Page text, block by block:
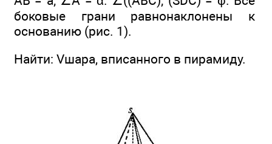
боковые грани равнонаклонены к
основанию (рис. 1).
Найти: Vшapa, вписанного в пирамиду.